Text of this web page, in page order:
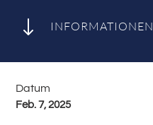
" INFORMATIONEN
Datum
Feb. 7, 2025